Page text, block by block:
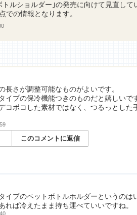
トルショルダー｣の発売に向けて見直して
での情報となります。
長さが調整可能なものがよいです。
イプの保冷機能つきのものだと嬉しいで
コボコした素材ではなく、つるっとした
このコメントに返信
イプのペットボトルホルダーというのは
れば冷えたまま持ち運べていいですね。